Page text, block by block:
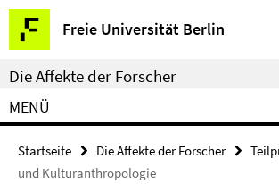
Springe
direkt
zu
Inhalt
Freie Universität Berlin
Service-
Navigation
Die Affekte der Forscher
MENÜ
Startseite Die Affekte der Forscher
und Kulturanthropologie